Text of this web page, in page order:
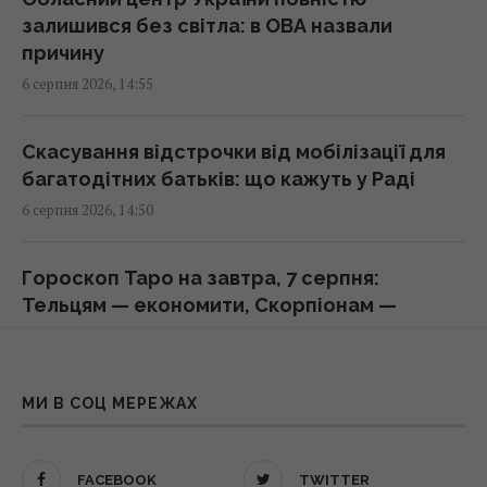
Ремонт замість заміни: нові підходи до
відновлення алюмінієвих кузовів
Росія терміново шукає заміну своїм
"Іскандерам": експерт вказав причину
Apple готує революцію: AirPods із
термін для заміни смартфона
залишився без світла: в ОВА назвали
причину
6 серпня 2026, 14:55
Скасування відстрочки від мобілізації для
багатодітних батьків: що кажуть у Раді
6 серпня 2026, 14:50
Гороскоп Таро на завтра, 7 серпня:
Тельцям — економити, Скорпіонам —
МИ В СОЦ МЕРЕЖАХ
FACEBOOK TWITTER